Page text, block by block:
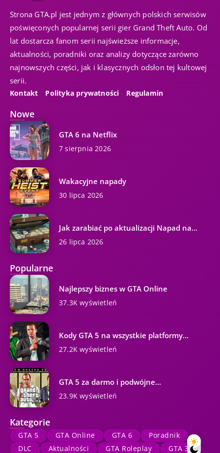
Strona GTA.pl jest jednym z głównych polskich serwisów
poświęconych popularnej serii gier Grand Theft Auto. Od
lat dostarcza fanom serii najświeższe informacje,
aktualności, poradniki oraz analizy dotyczące zarówno
najnowszych części, jak i klasycznych odsłon tej kultowej
serii.
Kontakt Polityka prywatności Regulamin
Nowe
GTA 6 na Netflix
7 sierpnia 2026
Wakacyjne napady
30 lipca 2026
Jak zarabiać po aktualizacji Napad na...
26 lipca 2026
Popularne
Najlepszy biznes w GTA Online
37.3K wyświetleń
Kody GTA 5 na wszystkie platformy...
27.2K wyświetleń
GTA 5 za darmo i podwójne...
23.9K wyświetleń
Kategorie
GTA 5 GTA Online GTA 6
Poradnik
DLC
Aktualności GTA Roleplay GTA 3